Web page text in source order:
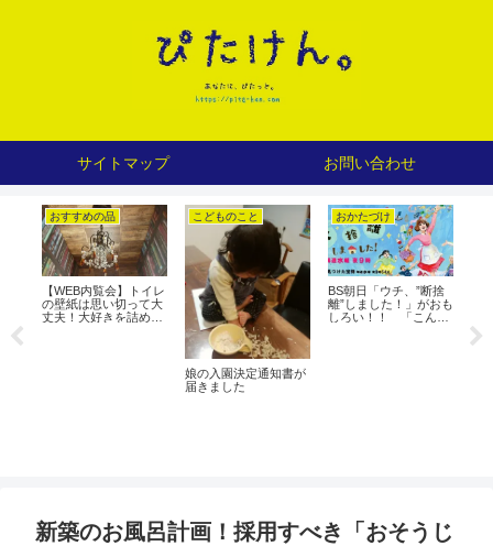
サイトマップ お問い合わせ
おすすめの品
【WEB内覧会】トイレ
の壁紙は思い切って大
丈夫！大好きを詰め込
こどものこと
娘の入園決定通知書が
届きました
おかたづけ
BS朝日「ウチ、”断捨
離”しました！」がおも
しろい！！ 「こんま
し
新築のお風呂計画！採用すべき「おそうじ